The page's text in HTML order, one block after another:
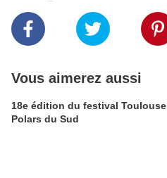
Vous aimerez aussi
18e édition du festival Toulouse
Polars du Sud